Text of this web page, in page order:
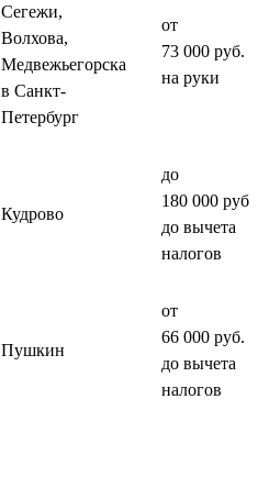
Сегежи,
Волхова,
Медвежьегорска
в Санкт-
Петербург
от
73 000 руб.
на руки
Кудрово
до
180 000 руб.
до вычета
налогов
Пушкин
от
66 000 руб.
до вычета
налогов